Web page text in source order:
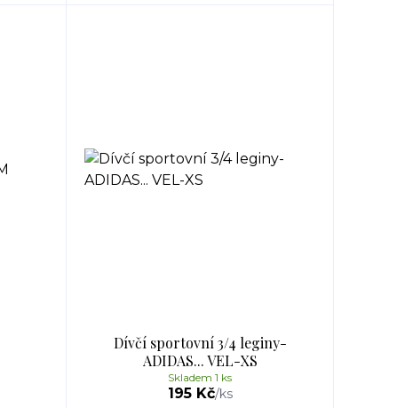
Dívčí sportovní 3/4 leginy-
ADIDAS... VEL-XS
195 Kč/ks
Skladem 1 ks